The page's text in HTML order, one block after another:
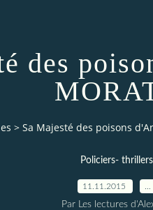
des
> Sa Majesté des poisons
Policiers- thrillers
11.11.2015
Par Les lectures